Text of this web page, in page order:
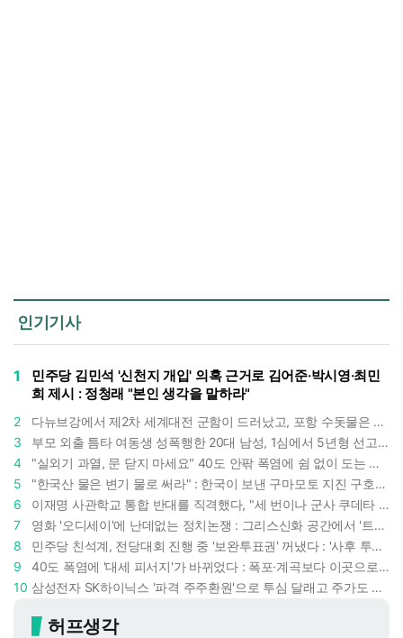
인기기사
1
민주당 김민석 '신천지 개입' 의혹 근거로 김어준·박시영·최민
희 제시 : 정청래 "본인 생각을 말하라"
2
다뉴브강에서 제2차 세계대전 군함이 드러났고, 포항 수돗물은 갑자기 짜졌다 : 폭염·가뭄이 만든 낯선 풍경
3
부모 외출 틈타 여동생 성폭행한 20대 남성, 1심에서 5년형 선고 : 친족 간 '암수범죄'의 심각성
4
"실외기 과열, 문 닫지 마세요" 40도 안팎 폭염에 쉼 없이 도는 에어컨 : 화재 위험 경고등!
5
"한국산 물은 변기 물로 써라" : 한국이 보낸 구마모토 지진 구호품에 한 일본인의 '어처구니 없는' 반응
6
이재명 사관학교 통합 반대를 직격했다, "세 번이나 군사 쿠데타 했는데 압도적 지위"
7
영화 '오디세이'에 난데없는 정치논쟁 : 그리스신화 공간에서 '트럼프 전쟁의 참혹함'이 보인다
8
민주당 친석계, 전당대회 진행 중 '보완투표권' 꺼냈다 : '사후 투표 허용' 무리수에 정청래 "투표 쿠데타"
9
40도 폭염에 '대세 피서지'가 바뀌었다 : 폭포·계곡보다 이곳으로 더 몰린다
10
삼성전자 SK하이닉스 '파격 주주환원'으로 투심 달래고 주가도 받칠까, 100조 넘는 추가 배당 재원에 쏠리는 눈
허프생각